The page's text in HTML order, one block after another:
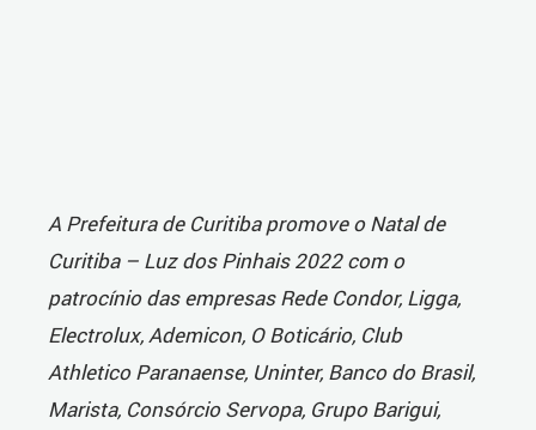
A Prefeitura de Curitiba promove o Natal de
Curitiba – Luz dos Pinhais 2022 com o
patrocínio das empresas Rede Condor, Ligga,
Electrolux, Ademicon, O Boticário, Club
Athletico Paranaense, Uninter, Banco do Brasil,
Marista, Consórcio Servopa, Grupo Barigui,